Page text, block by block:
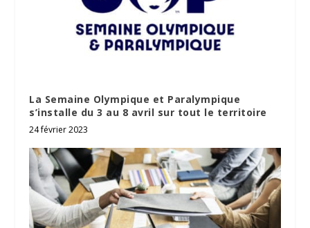
La Semaine Olympique et Paralympique
s’installe du 3 au 8 avril sur tout le territoire
24 février 2023